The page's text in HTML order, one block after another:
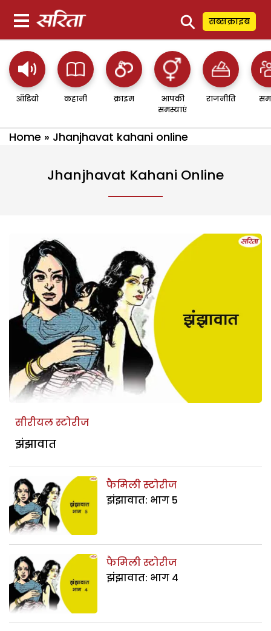
⚲ सब्सक्राइब
ऑडियो कहानी क्राइम
आपकी
समस्याएं
राजनीति
Home » Jhanjhavat kahani online
Jhanjhavat Kahani Online
सीरीयल स्टोरीज
झंझावात
फैमिली स्टोरीज
झंझावात: भाग 5
फैमिली स्टोरीज
झंझावात: भाग 4